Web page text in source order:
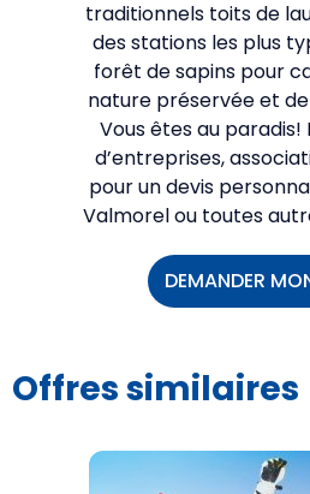
traditionnels toits de
des stations les plus
forêt de sapins pour
nature préservée et
Vous êtes au
d’entreprises,
pour un devis
Valmorel ou toutes
DEMANDER
Offres similaires